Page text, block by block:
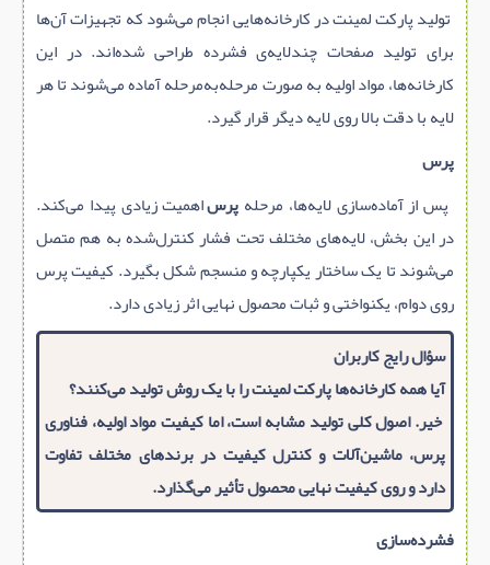
تولید پارکت لمینت در کارخانه‌هایی انجام می‌شود که تجهیزات آن‌ها
برای تولید صفحات چندلایه‌ی فشرده طراحی شده‌اند. در این
کارخانه‌ها، مواد اولیه به صورت مرحله‌به‌مرحله آماده می‌شوند تا هر
لایه با دقت بالا روی لایه دیگر قرار گیرد.
پرس
پس از آماده‌سازی لایه‌ها، مرحله پرساهمیت زیادی پیدا می‌کند.
در این بخش، لایه‌های مختلف تحت فشار کنترل‌شده به هم متصل
می‌شوند تا یک ساختار یکپارچه و منسجم شکل بگیرد. کیفیت پرس
روی دوام، یکنواختی و ثبات محصول نهایی اثر زیادی دارد.
سؤال رایج کاربران
آیا همه کارخانه‌ها پارکت لمینت را با یک روش تولید می‌کنند؟
خیر. اصول کلی تولید مشابه است، اما کیفیت مواد اولیه، فناوری
پرس، ماشین‌آلات و کنترل کیفیت در برندهای مختلف تفاوت
دارد و روی کیفیت نهایی محصول تأثیر می‌گذارد.
فشرده‌سازی